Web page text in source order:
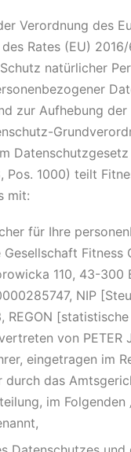
Verordnung des
Rates (EU)
natürlicher
zur Aufhebung der
Pos. 1000) teilt
mit:
für Ihre
Fitness
110, 43-300
NIP
REGON [statistische
von PETER
eingetragen im
durch das
im Folgenden